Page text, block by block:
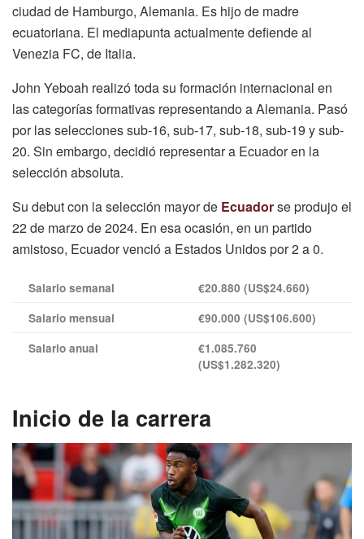
ciudad de Hamburgo, Alemania. Es hijo de madre
ecuatoriana. El mediapunta actualmente defiende al
Venezia FC, de Italia.
John Yeboah realizó toda su formación internacional en
las categorías formativas representando a Alemania. Pasó
por las selecciones sub-16, sub-17, sub-18, sub-19 y sub-
20. Sin embargo, decidió representar a Ecuador en la
selección absoluta.
Su debut con la selección mayor de Ecuadorse produjo el
22 de marzo de 2024. En esa ocasión, en un partido
amistoso, Ecuador venció a Estados Unidos por 2 a 0.
Salario semanal
€20.880 (US$24.660)
Salario mensual
€90.000 (US$106.600)
Salario anual
€1.085.760
(US$1.282.320)
Inicio de la carrera